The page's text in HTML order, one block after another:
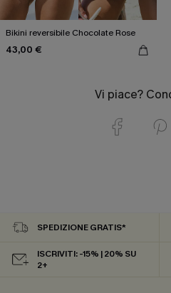
Bikini reversibile Chocolate Rose
43,00 €
Vi piace?
SPEDIZIONE GRATIS*
ISCRIVITI: -15% | 20% SU
2+